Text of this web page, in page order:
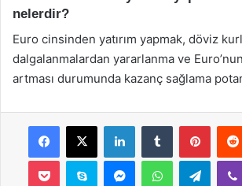
nelerdir?
Euro cinsinden yatırım yapmak, döviz
dalgalanmalardan yararlanma ve
artması durumunda kazanç sağlama
Facebook
X LinkedInTumblr
Pocket Skype MessengerWhatsApp